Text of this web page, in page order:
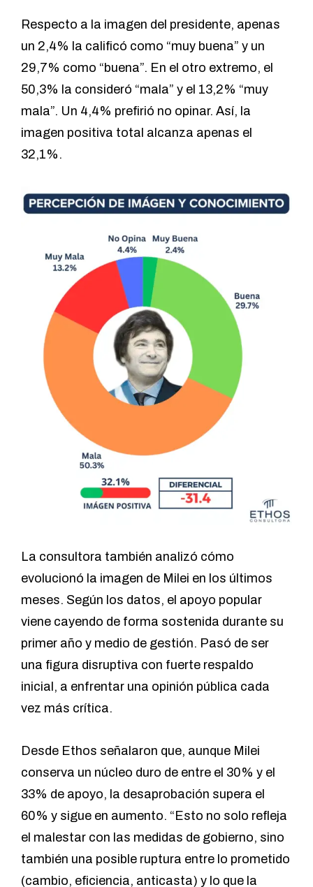
Respecto a la imagen del presidente, apenas
un 2,4% la calificó como “muy buena” y un
29,7% como “buena”. En el otro extremo, el
50,3% la consideró “mala” y el 13,2% “muy
mala”. Un 4,4% prefirió no opinar. Así, la
imagen positiva total alcanza apenas el
32,1%.
La consultora también analizó cómo
evolucionó la imagen de Milei en los últimos
meses. Según los datos, el apoyo popular
viene cayendo de forma sostenida durante su
primer año y medio de gestión. Pasó de ser
una figura disruptiva con fuerte respaldo
inicial, a enfrentar una opinión pública cada
vez más crítica.
Desde Ethos señalaron que, aunque Milei
conserva un núcleo duro de entre el 30% y el
33% de apoyo, la desaprobación supera el
60% y sigue en aumento. “Esto no solo refleja
el malestar con las medidas de gobierno, sino
también una posible ruptura entre lo prometido
(cambio, eficiencia, anticasta) y lo que la